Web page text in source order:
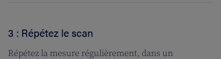
3 : Répétez le scan
Répétez la mesure régulièrement, dans un